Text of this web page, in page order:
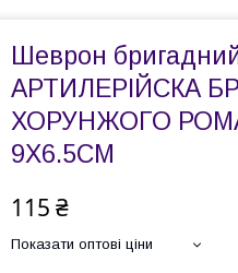
Шеврон
АРТИЛЕРІЙСКА
ХОРУНЖОГО
9Х6.5СМ
115 ₴
Показати оптові ціни